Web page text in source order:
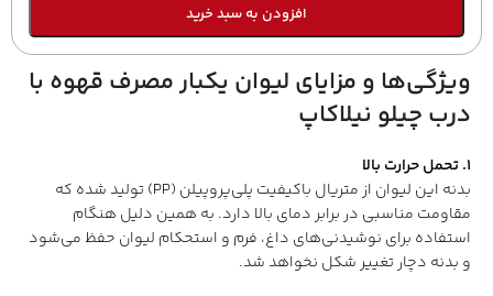
افزودن به سبد خرید
ویژگی‌ها و مزایای لیوان یکبار مصرف قهوه با
درب چیلو نیلاکاپ
۱. تحمل حرارت بالا
بدنه این لیوان از متریال باکیفیت پلی‌پروپیلن (PP) تولید شده که
مقاومت مناسبی در برابر دمای بالا دارد. به همین دلیل هنگام
استفاده برای نوشیدنی‌های داغ، فرم و استحکام لیوان حفظ می‌شود
و بدنه دچار تغییر شکل نخواهد شد.